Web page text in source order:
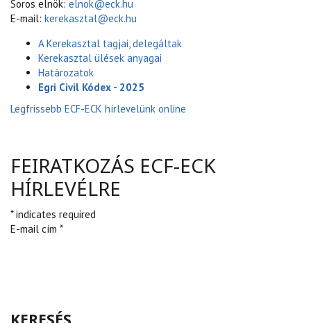
Soros elnök: elnok@eck.hu
E-mail: kerekasztal@eck.hu
A Kerekasztal tagjai, delegáltak
Kerekasztal ülések anyagai
Határozatok
Egri Civil Kódex - 2025
Legfrissebb ECF-ECK hírlevelünk online
FEIRATKOZÁS ECF-ECK
HÍRLEVÉLRE
* indicates required
E-mail cím *